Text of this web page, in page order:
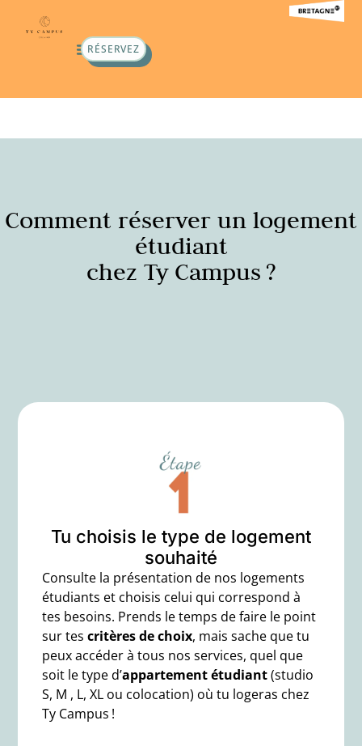
RÉSERVEZ
Comment réserver un logement
étudiant
chez Ty Campus ?
Tu choisis le type de logement
souhaité
Consulte la présentation de nos logements
étudiants et choisis celui qui correspond à
tes besoins. Prends le temps de faire le point
sur tescritères de choix, mais sache que tu
peux accéder à tous nos services, quel que
soit le type d’appartement étudiant(studio
S, M , L, XL ou colocation) où tu logeras chez
Ty Campus !